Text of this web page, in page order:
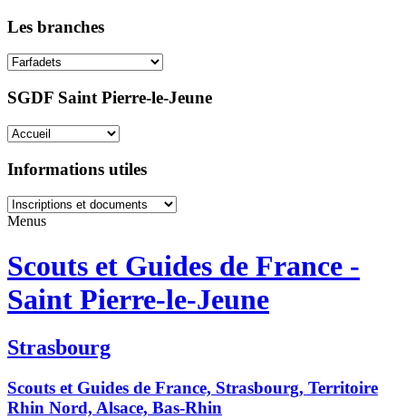
Les branches
SGDF Saint Pierre-le-Jeune
Informations utiles
Menus
Scouts et Guides de France -
Saint Pierre-le-Jeune
Strasbourg
Scouts et Guides de France, Strasbourg, Territoire
Rhin Nord, Alsace, Bas-Rhin